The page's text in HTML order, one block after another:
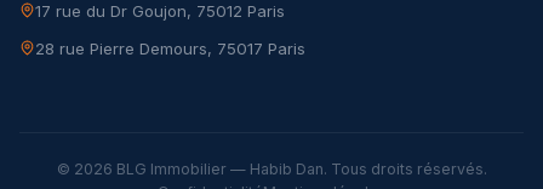
17 rue du Dr Goujon, 75012 Paris
28 rue Pierre Demours, 75017 Paris
© 2026 BLG Immobilier — Habib Dan. Tous droits réservés.